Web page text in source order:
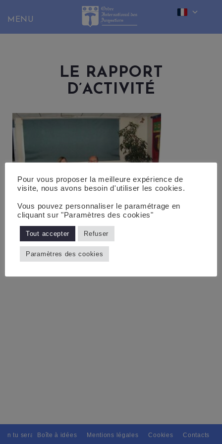
content
LE RAPPORT
D’ACTIVITÉ
tu seras, Pour tous avec discernement. // L'amitié tu
Boîte à idées Mentions légales Cookies Contacts
Pour vous proposer la meilleure expérience de
visite, nous avons besoin d'utiliser les cookies.
Vous pouvez personnaliser le paramétrage en
cliquant sur "Paramètres des cookies"
Tout accepter Refuser
Paramètres des cookies